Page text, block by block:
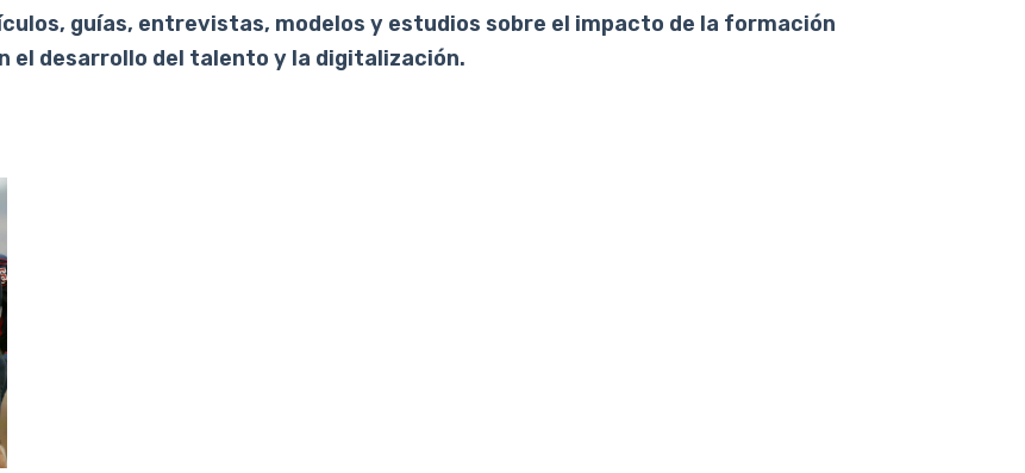
guías, entrevistas, modelos y estudios sobre el impacto de la formación
el desarrollo del talento y la digitalización.